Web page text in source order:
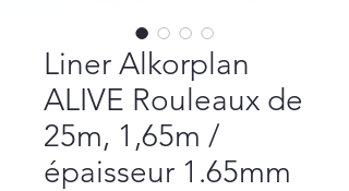
Liner Alkorplan
ALIVE Rouleaux de
25m, 1,65m /
épaisseur 1.65mm